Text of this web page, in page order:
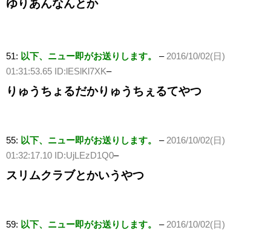
ゆりあんなんとか
51: 以下、ニュー即がお送りします。 –2016/10/02(日)
01:31:53.65 ID:lESlKl7XK–
りゅうちょるだかりゅうちぇるてやつ
55: 以下、ニュー即がお送りします。 –2016/10/02(日)
01:32:17.10 ID:UjLEzD1Q0–
スリムクラブとかいうやつ
59: 以下、ニュー即がお送りします。 –2016/10/02(日)